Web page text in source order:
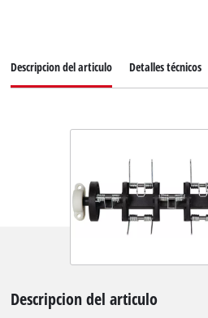
Descripcion del articulo Detalles técnicos
Descripcion del articulo